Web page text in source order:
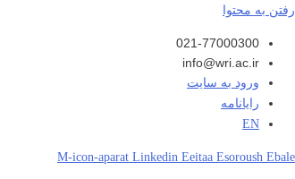
رفتن به محتوا
021-77000300
info@wri.ac.ir
ورود به سایت
رایانامه
EN
M-icon-aparat Linkedin Eeitaa Esoroush Ebale